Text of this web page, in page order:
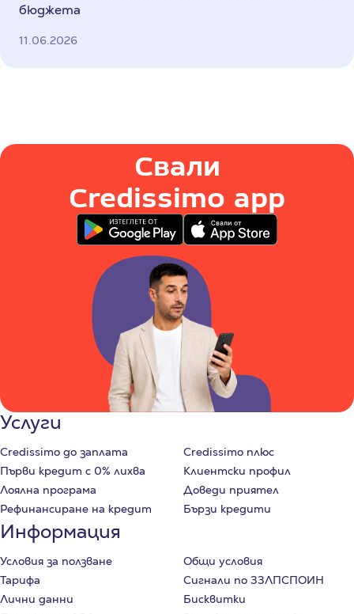
бюджета
11.06.2026
Свали
Credissimo app
Услуги
Credissimo до заплата
Credissimo плюс
Първи кредит с 0% лихва
Клиентски профил
Лоялна програма
Доведи приятел
Рефинансиране на кредит
Бързи кредити
Информация
Условия за ползване
Общи условия
Тарифа
Сигнали по ЗЗЛПСПОИН
Лични данни
Бисквитки